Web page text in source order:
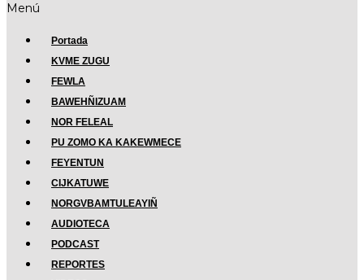
Menú
Portada
KVME ZUGU
FEWLA
BAWEHÑIZUAM
NOR FELEAL
PU ZOMO KA KAKEWMECE
FEYENTUN
CIJKATUWE
NORGVBAMTULEAYIÑ
AUDIOTECA
PODCAST
REPORTES